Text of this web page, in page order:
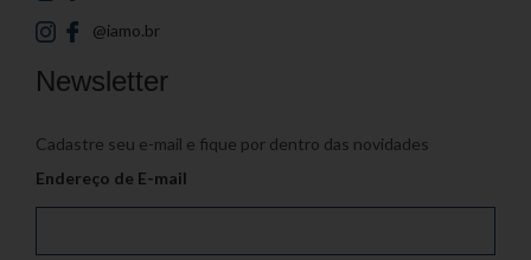
@iamo.br
Newsletter
Cadastre seu e-mail e fique por dentro das novidades
Endereço de E-mail